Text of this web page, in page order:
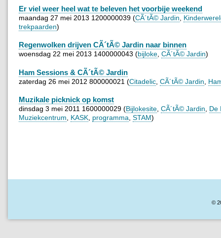
Er viel weer heel wat te beleven het voorbije weekend
maandag 27 mei 2013 1200000039 (CÃ´tÃ© Jardin
trekpaarden)
Regenwolken drijven CÃ´tÃ© Jardin naar binnen
woensdag 22 mei 2013 1400000043 (bijloke CÃ´tÃ© Jardin)
Ham Sessions & CÃ´tÃ© Jardin
zaterdag 26 mei 2012 800000021 (Citadelic CÃ´tÃ© Jardin
Muzikale picknick op komst
dinsdag 3 mei 2011 1600000029 (Bijlokesite CÃ´tÃ© Jardin
De
Muziekcentrum
KASK programma STAM)
©